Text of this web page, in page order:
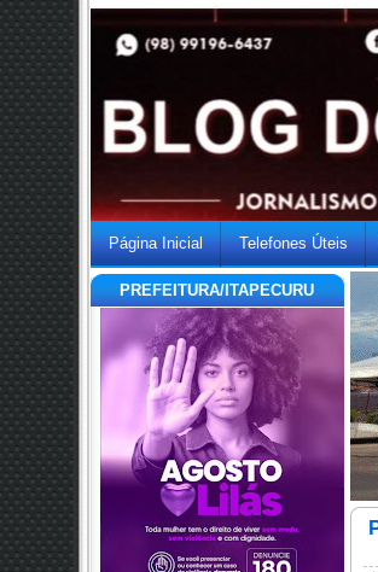
Página Inicial Telefones Úteis
PREFEITURA/ITAPECURU